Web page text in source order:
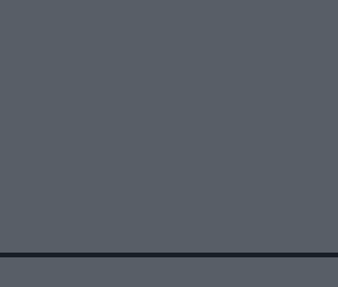
Γραμμές
ραντάρ στο Καστέλι – Χ.